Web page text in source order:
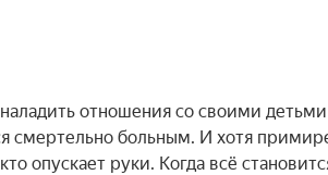
отношения со своими
смертельно больным. И хотя
опускает руки. Когда всё